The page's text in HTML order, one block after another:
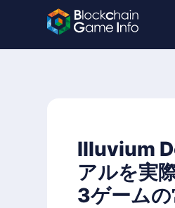
Illuvium
アルを実
3ゲーム